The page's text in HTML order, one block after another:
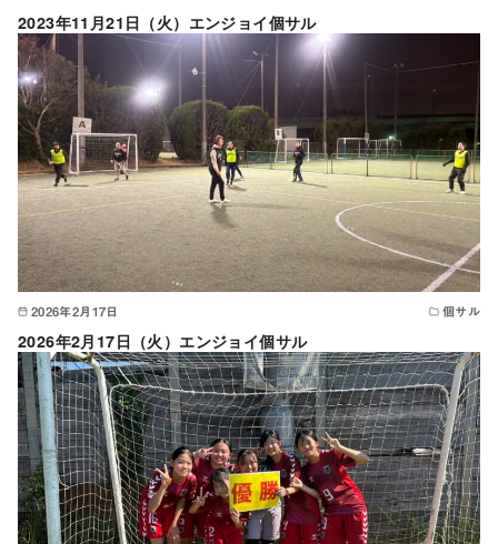
2023年11月21日（火）エンジョイ個サル
2026年2月17日 個サル
2026年2月17日（火）エンジョイ個サル